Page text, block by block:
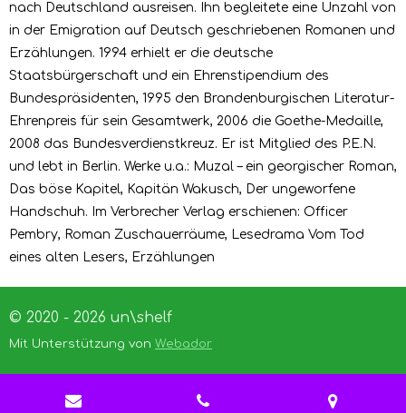
nach Deutschland ausreisen. Ihn begleitete eine Unzahl von
in der Emigration auf Deutsch geschriebenen Romanen und
Erzählungen. 1994 erhielt er die deutsche
Staatsbürgerschaft und ein Ehrenstipendium des
Bundespräsidenten, 1995 den Brandenburgischen Literatur-
Ehrenpreis für sein Gesamtwerk, 2006 die Goethe-Medaille,
2008 das Bundesverdienstkreuz. Er ist Mitglied des P.E.N.
und lebt in Berlin. Werke u.a.: Muzal – ein georgischer Roman,
Das böse Kapitel, Kapitän Wakusch, Der ungeworfene
Handschuh. Im Verbrecher Verlag erschienen: Officer
Pembry, Roman Zuschauerräume, Lesedrama Vom Tod
eines alten Lesers, Erzählungen
© 2020 - 2026 un\shelf
Mit Unterstützung von Webador